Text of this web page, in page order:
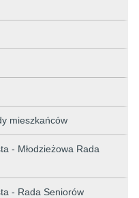
mieszkańców
- Młodzieżowa Rada
- Rada Seniorów